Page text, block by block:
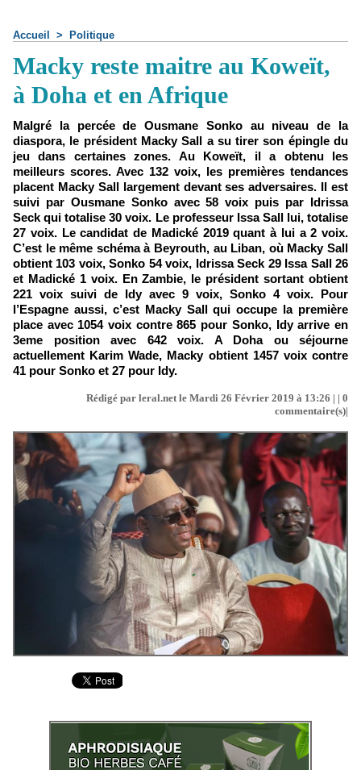
Accueil > Politique
Macky reste maitre au Koweït,
à Doha et en Afrique
Malgré la percée de Ousmane Sonko au niveau de la
diaspora, le président Macky Sall a su tirer son épingle du
jeu dans certaines zones. Au Koweït, il a obtenu les
meilleurs scores. Avec 132 voix, les premières tendances
placent Macky Sall largement devant ses adversaires. Il est
suivi par Ousmane Sonko avec 58 voix puis par Idrissa
Seck qui totalise 30 voix. Le professeur Issa Sall lui, totalise
27 voix. Le candidat de Madické 2019 quant à lui a 2 voix.
C’est le même schéma à Beyrouth, au Liban, où Macky Sall
obtient 103 voix, Sonko 54 voix, Idrissa Seck 29 Issa Sall 26
et Madické 1 voix. En Zambie, le président sortant obtient
221 voix suivi de Idy avec 9 voix, Sonko 4 voix. Pour
l’Espagne aussi, c’est Macky Sall qui occupe la première
place avec 1054 voix contre 865 pour Sonko, Idy arrive en
3eme position avec 642 voix. A Doha ou séjourne
actuellement Karim Wade, Macky obtient 1457 voix contre
41 pour Sonko et 27 pour Idy.
Rédigé par leral.net le Mardi 26 Février 2019 à 13:26 | | 0
commentaire(s)|